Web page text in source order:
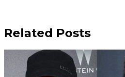
Related Posts